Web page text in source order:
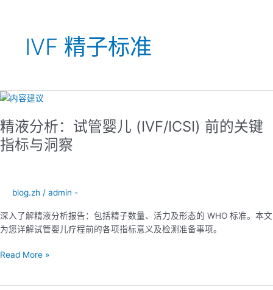
IVF 精子标准
精液分析：试管婴儿 (IVF/ICSI) 前的关键
指标与洞察
blog.zh / admin -
深入了解精液分析报告：包括精子数量、活力及形态的 WHO 标准。本文
为您详解试管婴儿疗程前的各项指标意义及检测准备事项。
精
分
析：
试
前
的
键
标
Read More »